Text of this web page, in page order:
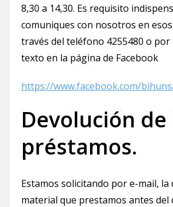
8,30 a 14,30. Es requisito
comuniques con nosotros en
través del teléfono 4255480 o por
texto en la página de Facebook
https://www.facebook.com/
Devolución de
préstamos.
Estamos solicitando por e-mail, la
material que prestamos antes del